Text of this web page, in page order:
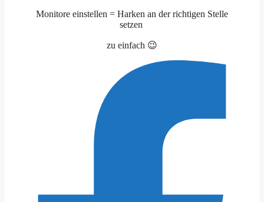
Monitore einstellen = Harken an der richtigen Stelle
setzen
zu einfach 😉